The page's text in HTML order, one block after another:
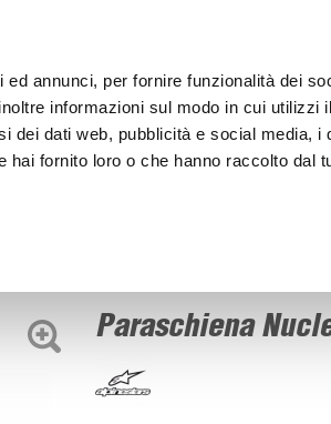
annunci, per fornire funzionalità dei
informazioni sul modo in cui utilizzi
dei dati web, pubblicità e social media, i
fornito loro o che hanno raccolto dal
Paraschiena